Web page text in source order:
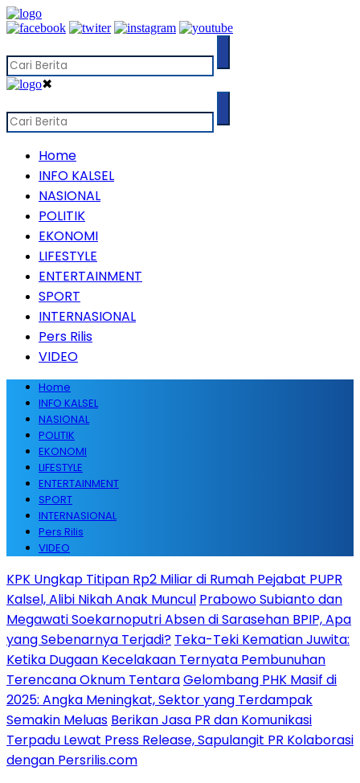
✖
Home
INFO KALSEL
NASIONAL
POLITIK
EKONOMI
LIFESTYLE
ENTERTAINMENT
SPORT
INTERNASIONAL
Pers Rilis
VIDEO
Home
INFO KALSEL
NASIONAL
POLITIK
EKONOMI
LIFESTYLE
ENTERTAINMENT
SPORT
INTERNASIONAL
Pers Rilis
VIDEO
KPK Ungkap Titipan Rp2 Miliar di Rumah Pejabat PUPR
Kalsel, Alibi Nikah Anak Muncul Prabowo Subianto dan
Megawati Soekarnoputri Absen di Sarasehan BPIP, Apa
yang Sebenarnya Terjadi? Teka-Teki Kematian Juwita:
Ketika Dugaan Kecelakaan Ternyata Pembunuhan
Terencana Oknum TentaraGelombang PHK Masif di
2025: Angka Meningkat, Sektor yang Terdampak
Semakin Meluas Berikan Jasa PR dan Komunikasi
Terpadu Lewat Press Release, Sapulangit PR Kolaborasi
dengan Persrilis.com